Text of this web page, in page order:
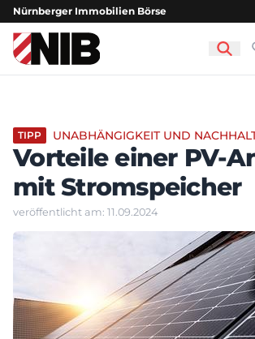
Nürnberger Immobilien Börse
NIB - Nürnberger Immobilien Börse
TIPP UNABHÄNGIGKEIT UND
Vorteile einer PV-
mit Stromspeicher
veröffentlicht am: 11.09.2024